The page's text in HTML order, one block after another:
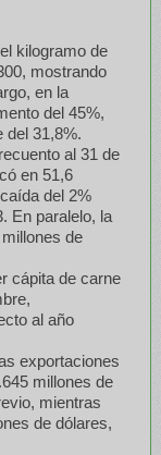
kilogramo de
mostrando
en la
del 45%,
del 31,8%.
al 31 de
en 51,6
del 2%
En paralelo, la
de
cápita de carne
al año
exportaciones
millones de
mientras
de dólares,